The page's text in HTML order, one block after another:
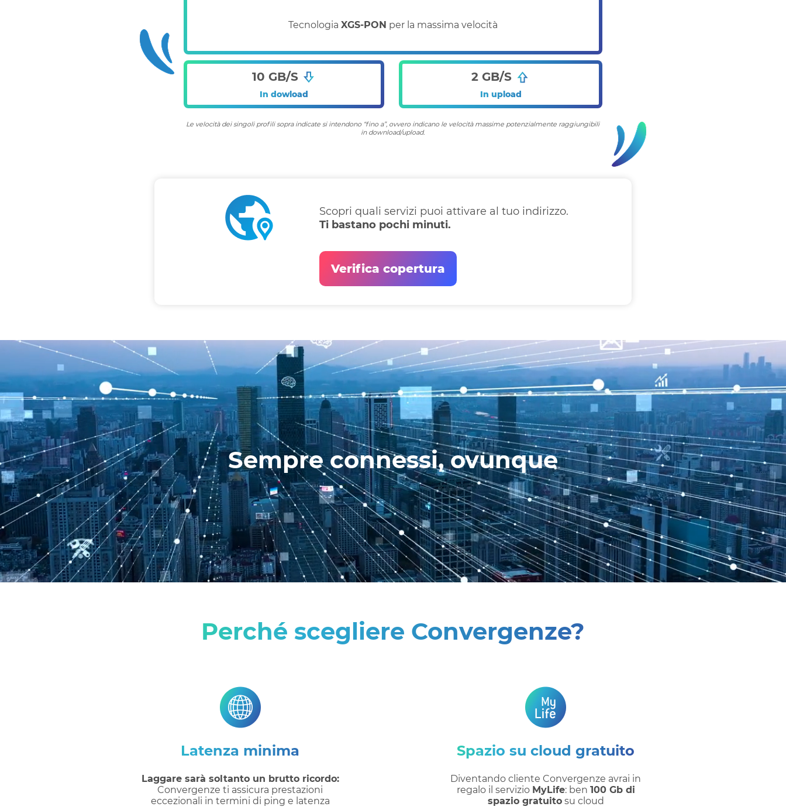
Tecnologia XGS-PON per la massima velocità
10 GB/S
In dowload
2 GB/S
In upload
Le velocità dei singoli profili sopra indicate si intendono “fino a”, ovvero indicano le velocità massime potenzialmente raggiungibili
in download/upload.
Scopri quali servizi puoi attivare al tuo indirizzo.
Ti bastano pochi minuti.
Verifica copertura
Sempre connessi, ovunque
Perché scegliere Convergenze?
Latenza minima
Laggare sarà soltanto un brutto ricordo:
Convergenze ti assicura prestazioni
eccezionali in termini di ping e latenza
Spazio su cloud gratuito
Diventando cliente Convergenze avrai in
regalo il servizio MyLife: ben 100 Gb di
spazio gratuitosu cloud